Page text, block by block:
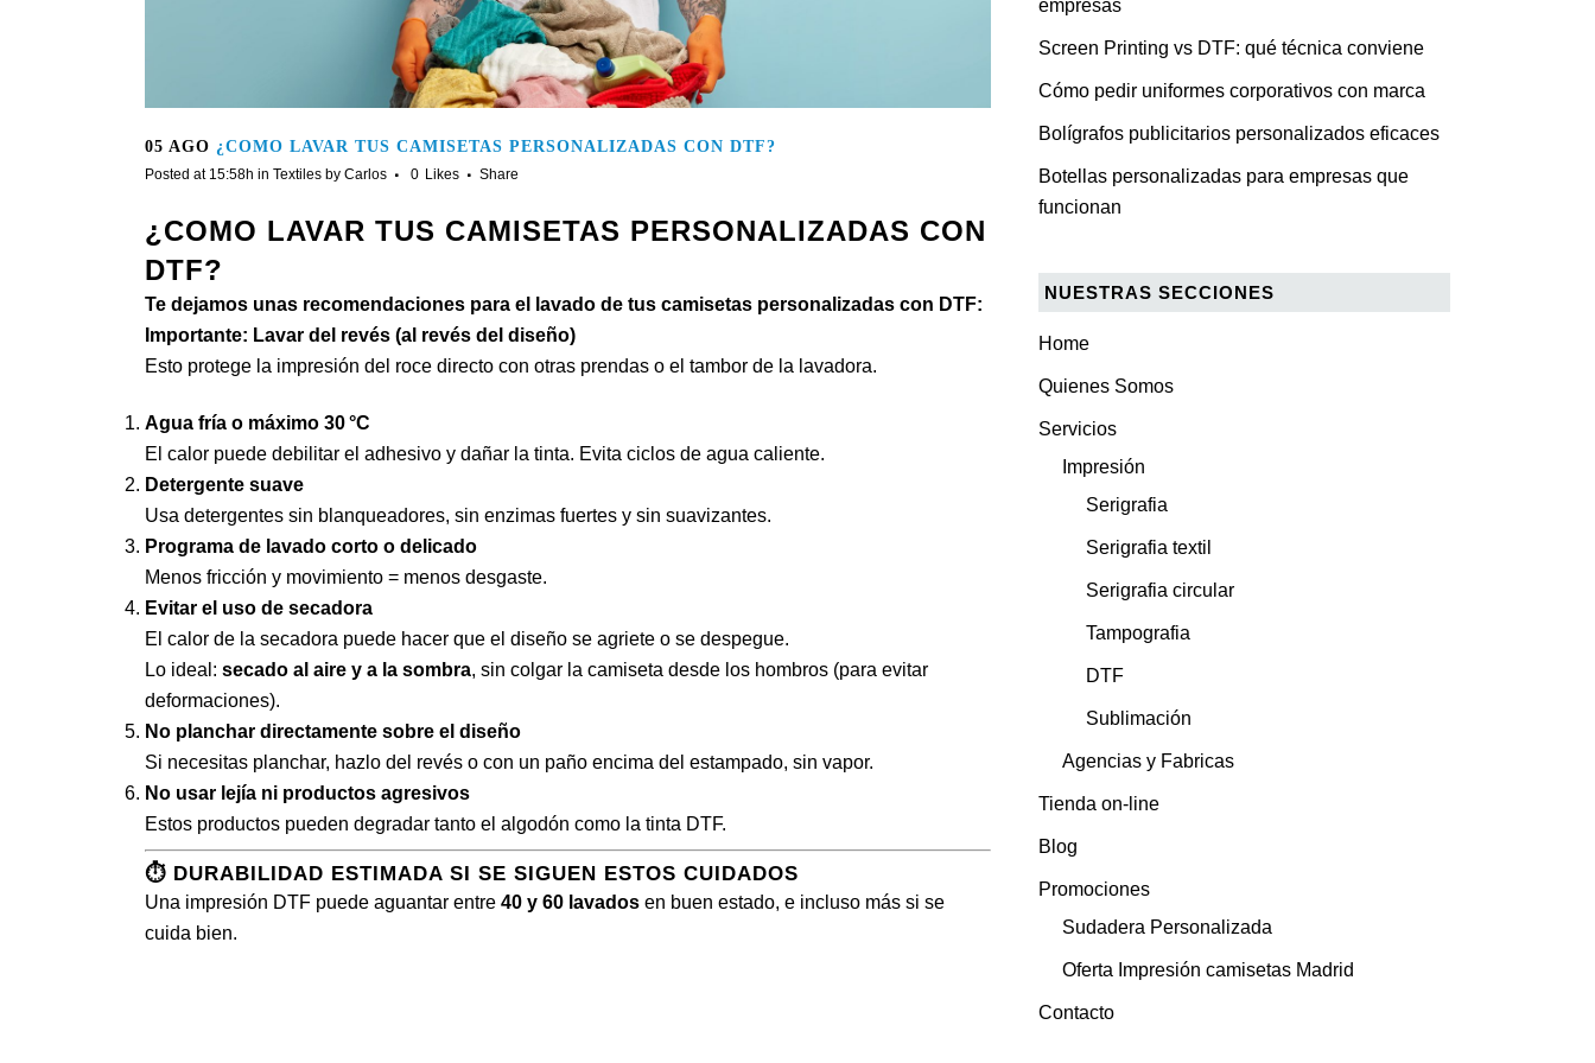
05 AGO ¿COMO LAVAR TUS CAMISETAS PERSONALIZADAS CON DTF?
Posted at 15:58h in Textiles by Carlos 0 Likes Share
¿COMO LAVAR TUS CAMISETAS PERSONALIZADAS CON
DTF?
Te dejamos unas recomendaciones para el lavado de tus camisetas personalizadas con DTF:
Importante: Lavar del revés (al revés del diseño)
Esto protege la impresión del roce directo con otras prendas o el tambor de la lavadora.
Agua fría o máximo 30 °C
El calor puede debilitar el adhesivo y dañar la tinta. Evita ciclos de agua caliente.
Detergente suave
Usa detergentes sin blanqueadores, sin enzimas fuertes y sin suavizantes.
Programa de lavado corto o delicado
Menos fricción y movimiento = menos desgaste.
Evitar el uso de secadora
El calor de la secadora puede hacer que el diseño se agriete o se despegue.
Lo ideal: secado al aire y a la sombra, sin colgar la camiseta desde los hombros (para evitar
deformaciones).
No planchar directamente sobre el diseño
Si necesitas planchar, hazlo del revés o con un paño encima del estampado, sin vapor.
No usar lejía ni productos agresivos
Estos productos pueden degradar tanto el algodón como la tinta DTF.
⏱️ DURABILIDAD ESTIMADA SI SE SIGUEN ESTOS CUIDADOS
Una impresión DTF puede aguantar entre 40 y 60 lavados en buen estado, e incluso más si se
cuida bien.
empresas
Screen Printing vs DTF: qué técnica conviene
Cómo pedir uniformes corporativos con marca
Bolígrafos publicitarios personalizados eficaces
Botellas personalizadas para empresas que
funcionan
NUESTRAS SECCIONES
Home
Quienes Somos
Servicios
Impresión
Serigrafia
Serigrafia textil
Serigrafia circular
Tampografia
DTF
Sublimación
Agencias y Fabricas
Tienda on-line
Blog
Promociones
Sudadera Personalizada
Oferta Impresión camisetas Madrid
Contacto